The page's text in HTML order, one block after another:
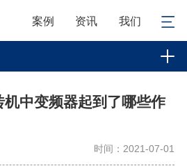
案例 资讯 我们
中变频器起到了哪些作
时间：2021-07-01